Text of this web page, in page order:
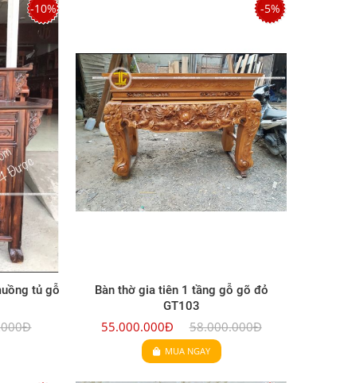
-10%
tủ gỗ
-5%
Bàn thờ gia tiên 1 tầng gỗ gõ đỏ
GT103
55.000.000Đ 58.000.000Đ
MUA NGAY